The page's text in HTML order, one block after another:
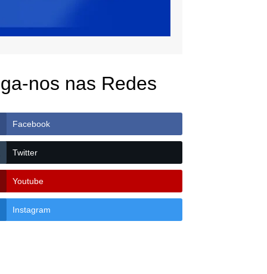
nos nas Redes
Facebook
Twitter
Youtube
Instagram